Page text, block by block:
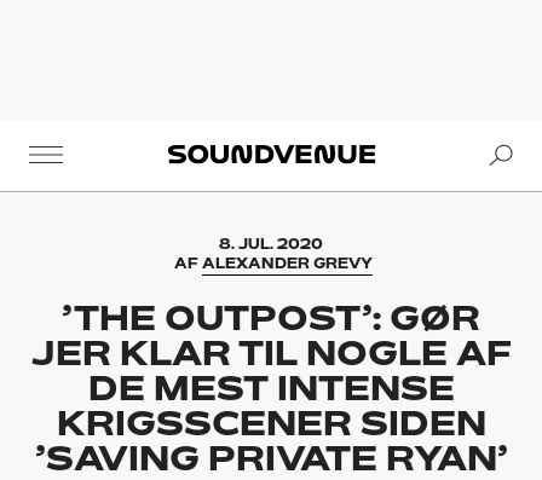
Soundvenue
8. JUL. 2020
AFALEXANDER GREVY
’THE OUTPOST’: GØR
JER KLAR TIL NOGLE AF
DE MEST INTENSE
KRIGSSCENER SIDEN
’SAVING PRIVATE RYAN’